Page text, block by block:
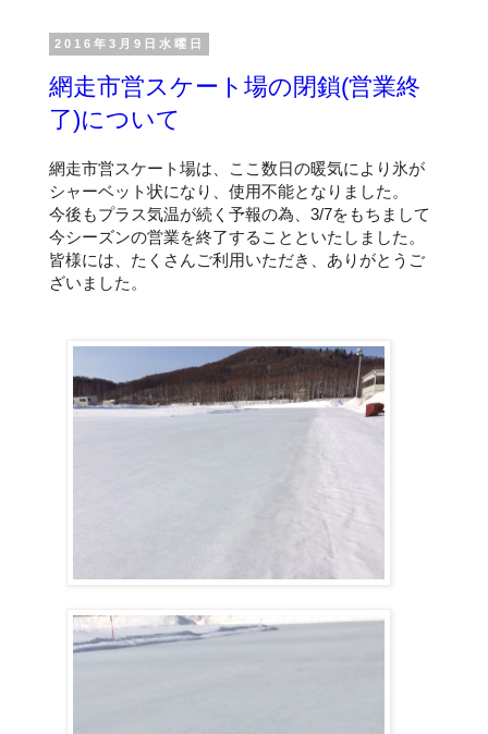
2016年3月9日水曜日
網走市営スケート場の閉鎖(営業終
了)について
網走市営スケート場は、ここ数日の暖気により氷が
シャーベット状になり、使用不能となりました。
今後もプラス気温が続く予報の為、3/7をもちまして
今シーズンの営業を終了することといたしました。
皆様には、たくさんご利用いただき、ありがとうご
ざいました。